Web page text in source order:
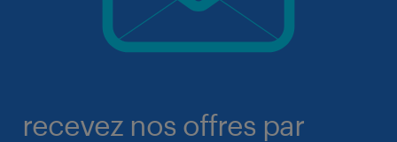
recevez nos offres par